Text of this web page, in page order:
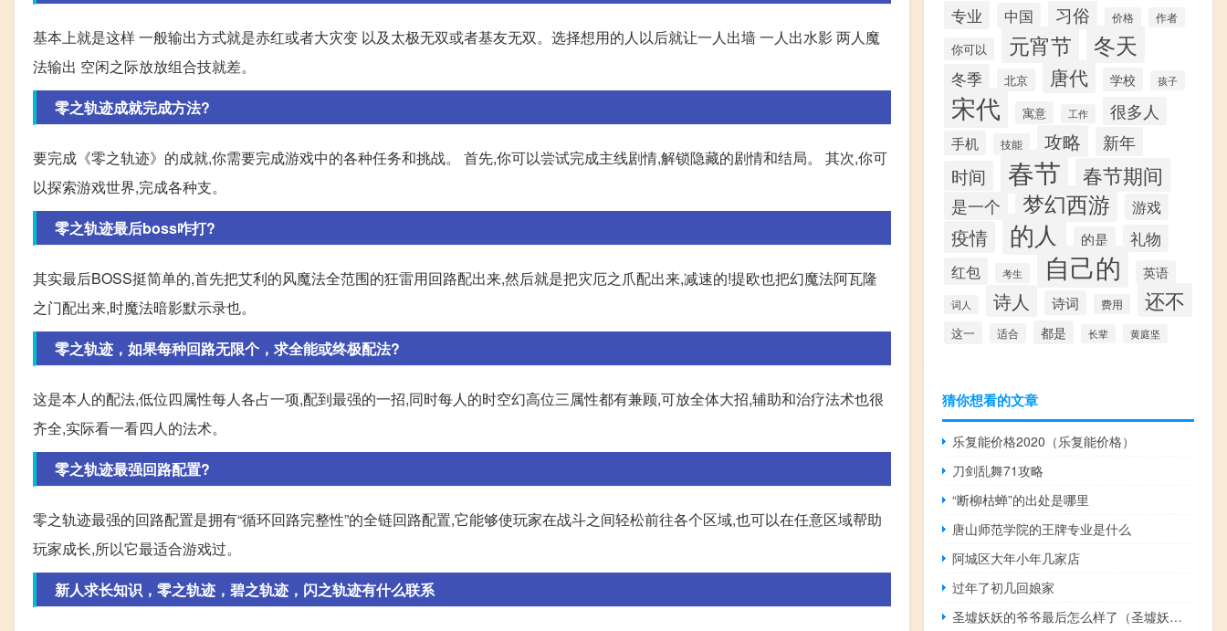
基本上就是这样 一般输出方式就是赤红或者大灾变 以及太极无双或者基友无双。选择想用的人以后就让一人出墙 一人出水影 两人魔
法输出 空闲之际放放组合技就差。
零之轨迹成就完成方法?
要完成《零之轨迹》的成就,你需要完成游戏中的各种任务和挑战。 首先,你可以尝试完成主线剧情,解锁隐藏的剧情和结局。 其次,你可
以探索游戏世界,完成各种支。
零之轨迹最后boss咋打?
其实最后BOSS挺简单的,首先把艾利的风魔法全范围的狂雷用回路配出来,然后就是把灾厄之爪配出来,减速的!提欧也把幻魔法阿瓦隆
之门配出来,时魔法暗影默示录也。
零之轨迹，如果每种回路无限个，求全能或终极配法?
这是本人的配法,低位四属性每人各占一项,配到最强的一招,同时每人的时空幻高位三属性都有兼顾,可放全体大招,辅助和治疗法术也很
齐全,实际看一看四人的法术。
零之轨迹最强回路配置?
零之轨迹最强的回路配置是拥有“循环回路完整性”的全链回路配置,它能够使玩家在战斗之间轻松前往各个区域,也可以在任意区域帮助
玩家成长,所以它最适合游戏过。
新人求长知识，零之轨迹，碧之轨迹，闪之轨迹有什么联系
专业 中国 习俗 价格 作者
你可以 元宵节 冬天
冬季 北京 唐代 学校 孩子
宋代 寓意 工作 很多人
手机 技能 攻略 新年
时间 春节 春节期间
是一个 梦幻西游 游戏
疫情 的人 的是
礼物
红包
考生 自己的 英语
词人 诗人 诗词 费用 还不
这一 适合 都是 长辈 黄庭坚
猜你想看的文章
乐复能价格2020（乐复能价格）
刀剑乱舞71攻略
“断柳枯蝉”的出处是哪里
唐山师范学院的王牌专业是什么
阿城区大年小年几家店
过年了初几回娘家
圣墟妖妖的爷爷最后怎么样了（圣墟妖妖祖父）